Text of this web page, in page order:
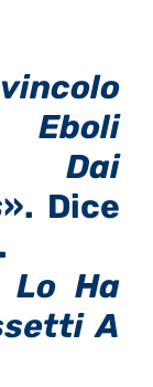
Eboli
Dai
». Dice
Lo Ha
A